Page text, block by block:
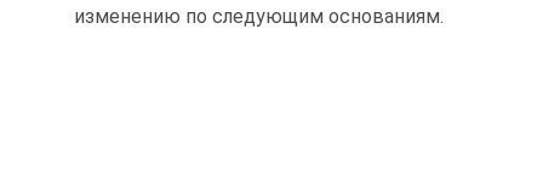
изменению по следующим основаниям.